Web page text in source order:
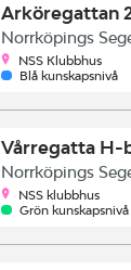
Arköregattan
Norrköpings
NSS Klubbhus
Blå kunskapsnivå
Vårregatta H-
Norrköpings
NSS klubbhus
Grön kunskapsnivå